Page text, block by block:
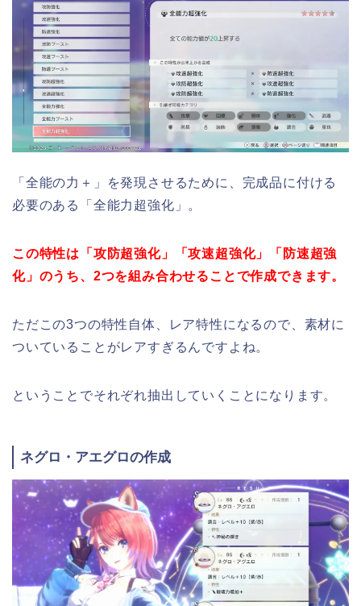
「全能の力＋」を発現させるために、完成品に付ける
必要のある「全能力超強化」。
この特性は「攻防超強化」「攻速超強化」「防速超強
化」のうち、2つを組み合わせることで作成できます。
ただこの3つの特性自体、レア特性になるので、素材に
ついていることがレアすぎるんですよね。
ということでそれぞれ抽出していくことになります。
ネグロ・アエグロの作成